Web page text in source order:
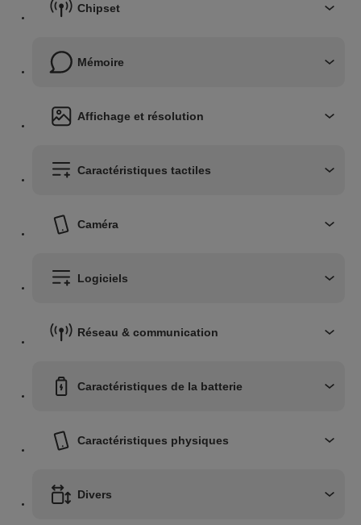
Chipset
Mémoire
Affichage et résolution
Caractéristiques tactiles
Caméra
Logiciels
Réseau & communication
Caractéristiques de la batterie
Caractéristiques physiques
Divers